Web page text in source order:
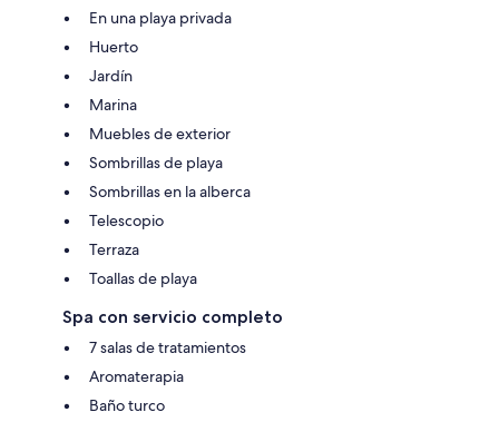
En una playa privada
Huerto
Jardín
Marina
Muebles de exterior
Sombrillas de playa
Sombrillas en la alberca
Telescopio
Terraza
Toallas de playa
Spa con servicio completo
7 salas de tratamientos
Aromaterapia
Baño turco